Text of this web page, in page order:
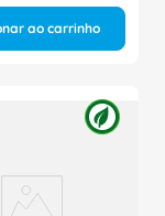
ao carrinho